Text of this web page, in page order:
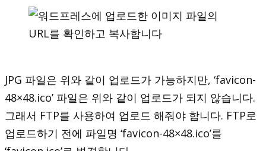
JPG 파일은 위와 같이 업로드가 가능하지만, ‘favicon-
48×48.ico’ 파일은 위와 같이 업로드가 되지 않습니다.
그래서 FTP를 사용하여 업로드 해줘야 합니다. FTP로
업로드하기 전에 파일명 ‘favicon-48×48.ico’를